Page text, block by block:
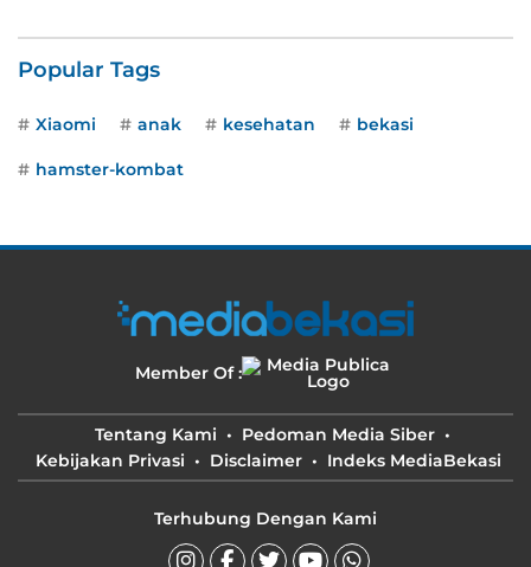
Popular Tags
Xiaomi anak kesehatan bekasi
hamster-kombat
Member Of :
Tentang Kami
Pedoman Media Siber
Kebijakan Privasi
Disclaimer Indeks MediaBekasi
Terhubung Dengan Kami